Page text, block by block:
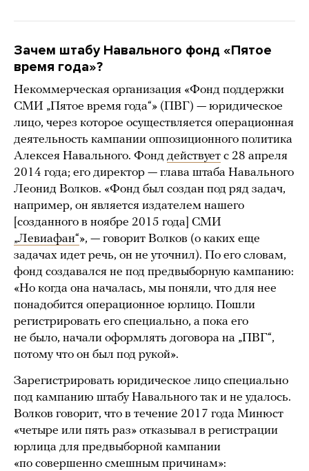
Зачем штабу Навального фонд «Пятое
время года»?
Некоммерческая организация «Фонд поддержки
СМИ „Пятое время года“» (ПВГ) — юридическое
лицо, через которое осуществляется операционная
деятельность кампании оппозиционного политика
Алексея Навального. Фонд действует с 28 апреля
2014 года; его директор — глава штаба Навального
Леонид Волков. «Фонд был создан под ряд задач,
например, он является издателем нашего
[созданного в ноябре 2015 года] СМИ
„Левиафан“», — говорит Волков (о каких еще
задачах идет речь, он не уточнил). По его словам,
фонд создавался не под предвыборную кампанию:
«Но когда она началась, мы поняли, что для нее
понадобится операционное юрлицо. Пошли
регистрировать его специально, а пока его
не было, начали оформлять договора на „ПВГ“,
потому что он был под рукой».
Зарегистрировать юридическое лицо специально
под кампанию штабу Навального так и не удалось.
Волков говорит, что в течение 2017 года Минюст
«четыре или пять раз» отказывал в регистрации
юрлица для предвыборной кампании
«по совершенно смешным причинам»: